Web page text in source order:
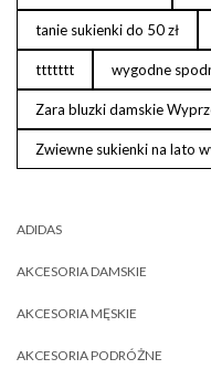
tanie sukienki do 50 zł
ttttttt wygodne
Zara bluzki damskie
Zwiewne sukienki na lato
ADIDAS
AKCESORIA DAMSKIE
AKCESORIA MĘSKIE
AKCESORIA PODRÓŻNE